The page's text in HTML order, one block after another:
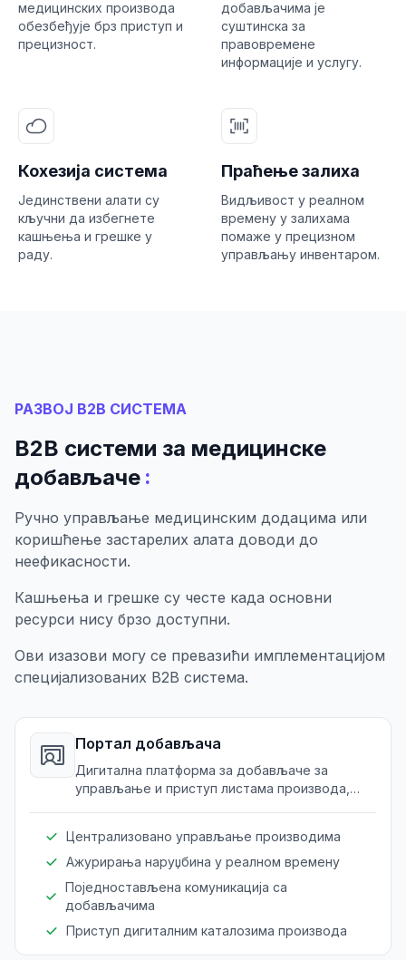
медицинских производа
обезбеђује брз приступ и
прецизност.
добављачима је
суштинска за
правовремене
информације и услугу.
Кохезија система
Јединствени алати су
кључни да избегнете
кашњења и грешке у
раду.
Праћење залиха
Видљивост у реалном
времену у залихама
помаже у прецизном
управљању инвентаром.
РАЗВОЈ B2B СИСТЕМА
B2B системи за медицинске
добављаче :
Ручно управљање медицинским додацима или
коришћење застарелих алата доводи до
неефикасности.
Кашњења и грешке су честе када основни
ресурси нису брзо доступни.
Ови изазови могу се превазићи имплементацијом
специјализованих B2B система.
Портал добављача
Дигитална платформа за добављаче за
управљање и приступ листама производа,
Централизовано управљање производима
Ажурирања наруџбина у реалном времену
Поједностављена комуникација са
добављачима
Приступ дигиталним каталозима производа